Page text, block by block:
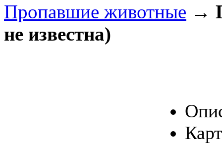
Пропавшие животные →
не известна)